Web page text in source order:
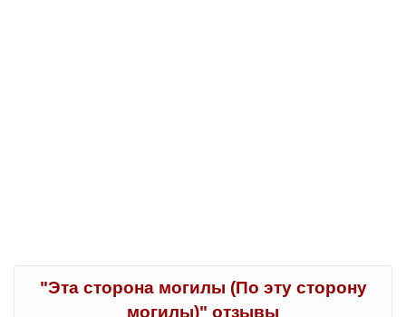
"Эта сторона могилы (По эту сторону
могилы)" отзывы